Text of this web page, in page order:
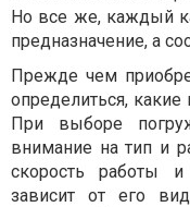
Но все же, каждый
предназначение, а
Прежде чем
определиться,
При выборе
внимание на тип и
скорость работы
зависит от его